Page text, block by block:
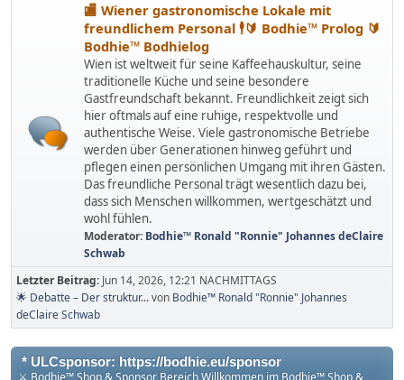
🏬 Wiener gastronomische Lokale mit
freundlichem Personal 🕴🔰 Bodhie™ Prolog 🔰
Bodhie™ Bodhielog
Wien ist weltweit für seine Kaffeehauskultur, seine
traditionelle Küche und seine besondere
Gastfreundschaft bekannt. Freundlichkeit zeigt sich
hier oftmals auf eine ruhige, respektvolle und
authentische Weise. Viele gastronomische Betriebe
werden über Generationen hinweg geführt und
pflegen einen persönlichen Umgang mit ihren Gästen.
Das freundliche Personal trägt wesentlich dazu bei,
dass sich Menschen willkommen, wertgeschätzt und
wohl fühlen.
Moderator: Bodhie™ Ronald "Ronnie" Johannes deClaire
Schwab
Letzter Beitrag: Jun 14, 2026, 12:21 NACHMITTAGS
🌟 Debatte – Der struktur...von Bodhie™ Ronald "Ronnie" Johannes
deClaire Schwab
* ULCsponsor: https://bodhie.eu/sponsor